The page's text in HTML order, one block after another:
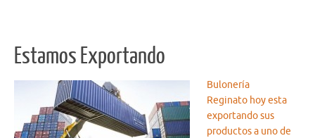
Estamos Exportando
Bulonería
Reginato hoy esta
exportando sus
productos a uno de